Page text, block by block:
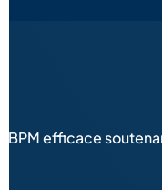
BPM efficace